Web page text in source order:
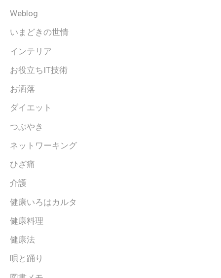
Weblog
いまどきの世情
インテリア
お役立ちIT技術
お洒落
ダイエット
つぶやき
ネットワーキング
ひざ痛
介護
健康いろはカルタ
健康料理
健康法
唄と踊り